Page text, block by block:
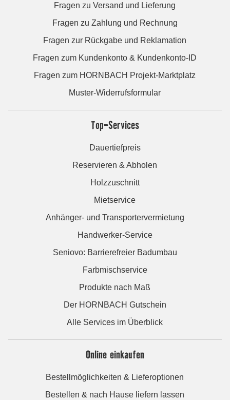
Fragen zu Versand und Lieferung
Fragen zu Zahlung und Rechnung
Fragen zur Rückgabe und Reklamation
Fragen zum Kundenkonto & Kundenkonto-ID
Fragen zum HORNBACH Projekt-Marktplatz
Muster-Widerrufsformular
Top-Services
Dauertiefpreis
Reservieren & Abholen
Holzzuschnitt
Mietservice
Anhänger- und Transportervermietung
Handwerker-Service
Seniovo: Barrierefreier Badumbau
Farbmischservice
Produkte nach Maß
Der HORNBACH Gutschein
Alle Services im Überblick
Online einkaufen
Bestellmöglichkeiten & Lieferoptionen
Bestellen & nach Hause liefern lassen